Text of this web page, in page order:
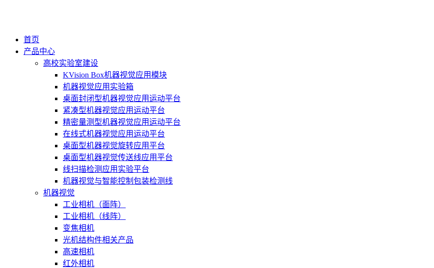
首页
产品中心
高校实验室建设
KVision Box机器视觉应用模块
机器视觉应用实验箱
桌面封闭型机器视觉应用运动平台
紧凑型机器视觉应用运动平台
精密量测型机器视觉应用运动平台
在线式机器视觉应用运动平台
桌面型机器视觉旋转应用平台
桌面型机器视觉传送线应用平台
线扫描检测应用实验平台
机器视觉与智能控制包装检测线
机器视觉
工业相机（面阵）
工业相机（线阵）
变焦相机
光机结构件相关产品
高速相机
红外相机